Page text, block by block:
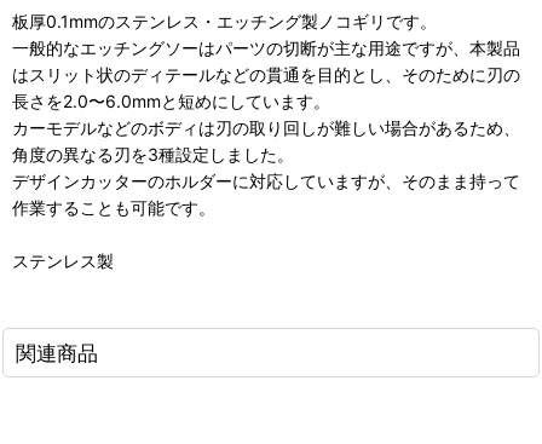
板厚0.1mmのステンレス・エッチング製ノコギリです。
一般的なエッチングソーはパーツの切断が主な用途ですが、本製品
はスリット状のディテールなどの貫通を目的とし、そのために刃の
長さを2.0〜6.0mmと短めにしています。
カーモデルなどのボディは刃の取り回しが難しい場合があるため、
角度の異なる刃を3種設定しました。
デザインカッターのホルダーに対応していますが、そのまま持って
作業することも可能です。
ステンレス製
関連商品